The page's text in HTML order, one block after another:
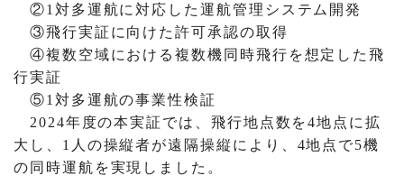
②1対多運航に対応した運航管理システム開発
③飛行実証に向けた許可承認の取得
④複数空域における複数機同時飛行を想定した飛
行実証
⑤1対多運航の事業性検証
2024年度の本実証では、飛行地点数を4地点に拡
大し、1人の操縦者が遠隔操縦により、4地点で5機
の同時運航を実現しました。